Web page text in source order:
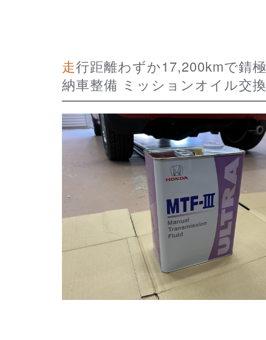
走行距離わずか17,200kmで錆極少 フルノーマル状態の程度極上 HONDA BEAT
納車整備 ミッションオイル交換